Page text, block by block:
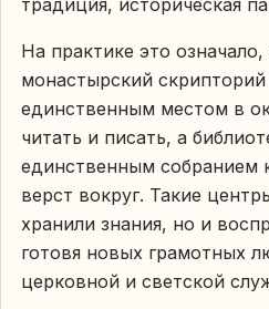
традиция, историческая
На практике это означало,
монастырский
единственным местом в
читать и писать, а
единственным собранием
верст вокруг. Такие
хранили знания, но и
готовя новых грамотных
церковной и светской